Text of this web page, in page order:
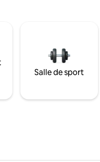
Salle de sport